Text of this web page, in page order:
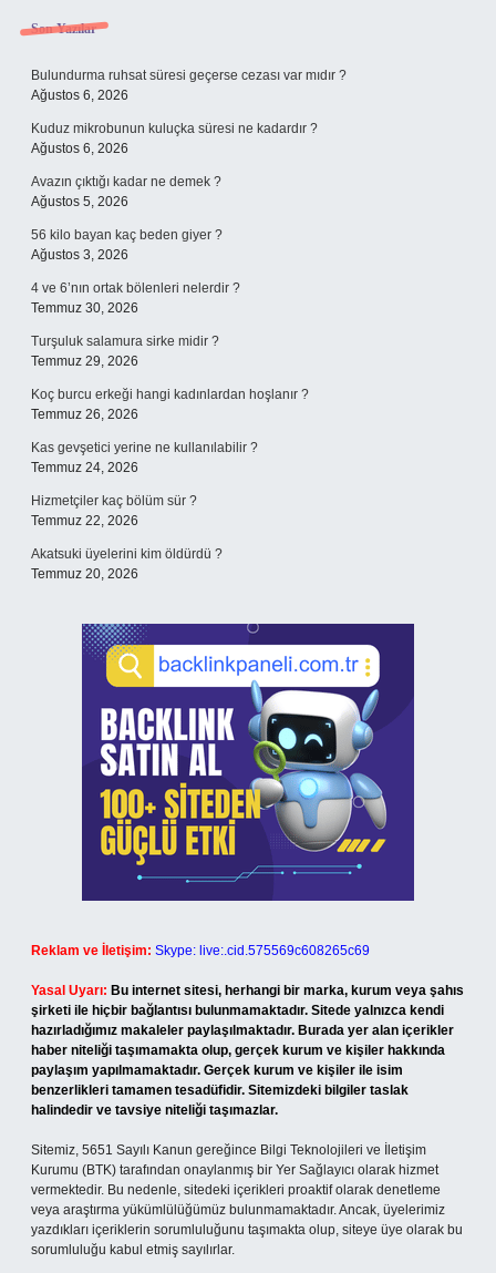
Sidebar
Son Yazılar
Bulundurma ruhsat süresi geçerse cezası var mıdır ?
Ağustos 6, 2026
Kuduz mikrobunun kuluçka süresi ne kadardır ?
Ağustos 6, 2026
Avazın çıktığı kadar ne demek ?
Ağustos 5, 2026
56 kilo bayan kaç beden giyer ?
Ağustos 3, 2026
4 ve 6’nın ortak bölenleri nelerdir ?
Temmuz 30, 2026
Turşuluk salamura sirke midir ?
Temmuz 29, 2026
Koç burcu erkeği hangi kadınlardan hoşlanır ?
Temmuz 26, 2026
Kas gevşetici yerine ne kullanılabilir ?
Temmuz 24, 2026
Hizmetçiler kaç bölüm sür ?
Temmuz 22, 2026
Akatsuki üyelerini kim öldürdü ?
Temmuz 20, 2026
Reklam ve İletişim: Skype: live:.cid.575569c608265c69
Yasal Uyarı: Bu internet sitesi, herhangi bir marka, kurum veya şahıs
şirketi ile hiçbir bağlantısı bulunmamaktadır. Sitede yalnızca kendi
hazırladığımız makaleler paylaşılmaktadır. Burada yer alan içerikler
haber niteliği taşımamakta olup, gerçek kurum ve kişiler hakkında
paylaşım yapılmamaktadır. Gerçek kurum ve kişiler ile isim
benzerlikleri tamamen tesadüfidir. Sitemizdeki bilgiler taslak
halindedir ve tavsiye niteliği taşımazlar.
Sitemiz, 5651 Sayılı Kanun gereğince Bilgi Teknolojileri ve İletişim
Kurumu (BTK) tarafından onaylanmış bir Yer Sağlayıcı olarak hizmet
vermektedir. Bu nedenle, sitedeki içerikleri proaktif olarak denetleme
veya araştırma yükümlülüğümüz bulunmamaktadır. Ancak, üyelerimiz
yazdıkları içeriklerin sorumluluğunu taşımakta olup, siteye üye olarak bu
sorumluluğu kabul etmiş sayılırlar.